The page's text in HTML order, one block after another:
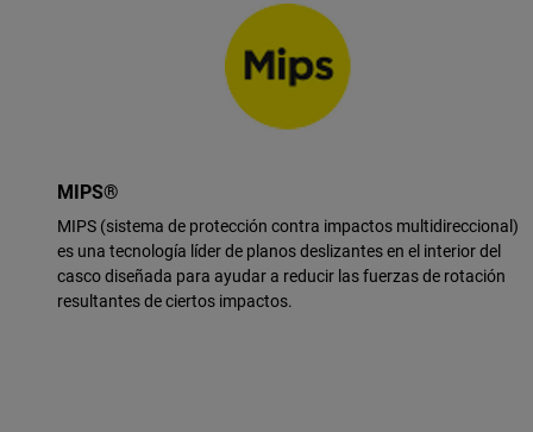
MIPS®
MIPS (sistema de protección contra impactos multidireccional)
es una tecnología líder de planos deslizantes en el interior del
casco diseñada para ayudar a reducir las fuerzas de rotación
resultantes de ciertos impactos.